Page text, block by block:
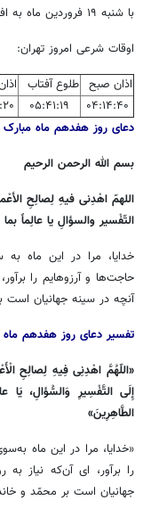
با شنبه ۱۹ فروردین ماه به افق تهران بدین شرح است:
اوقات شرعی امروز تهران:
اذان صبح طلوع آفتاب
۰۴:۱۴:۴۰
۰۵:۴۱:۱۹
دعای روز هفدهم ماه
بسم الله الرحمن الرحیم
اللهمّ اهْدِنی فیهِ لِصالِحِ
التّفْسیر والسؤالِ یا عالِماً
خدایا، مرا در این ماه
حاجت‌ها و آرزوهایم را
آنچه در سینه جهانیان
تفسیر دعای روز هفدهم
«اللّهُمَّ اهْدِنِی فِیهِ لِصالِحِ
إِلَی التَّفْسِیرِ وَالسُّؤالِ،
الطَّاهِرِینَ»
«خدایا، مرا در این ماه
را برآور، ای آن‌که نیاز
جهانیان است بر محمّد و